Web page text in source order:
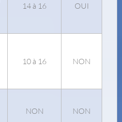
14 à 16 OUI
10 à 16 NON
NON NON